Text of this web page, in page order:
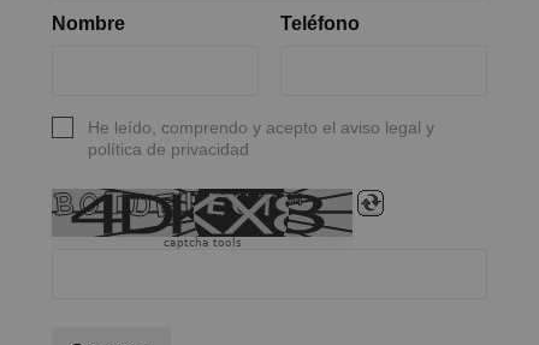
Nombre Teléfono
He leído, comprendo y acepto el aviso legal y
política de privacidad
captcha tools